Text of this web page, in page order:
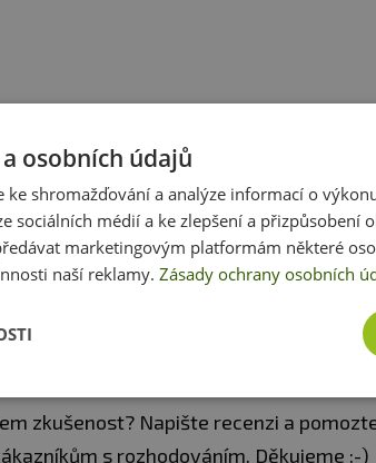
pískem
- 20 kg - 25 kg
Zobrazit všechny produkty v akci
Produkt zatím nikdo nehodnotil
zkušenost? Napište recenzi a
s rozhodováním. Děkujeme :-)
osobních údajů
ke shromažďování a analýze informací o
sociálních médií a ke zlepšení a přizpůsobení
marketingovým platformám některé
naší reklamy. Zásady ochrany osobních